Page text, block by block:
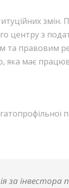
центру з
та правовим
має
за